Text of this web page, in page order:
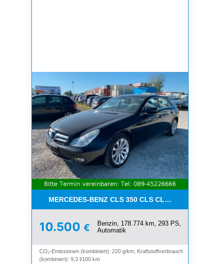
MERCEDES-BENZ CLS 350 CLS CLS 350
10.500 €
Benzin, 178.774 km, 293 PS,
Automatik
CO₂-Emissionen (kombiniert): 220 g/km, Kraftstoffverbrauch
(kombiniert): 9,3 l/100 km